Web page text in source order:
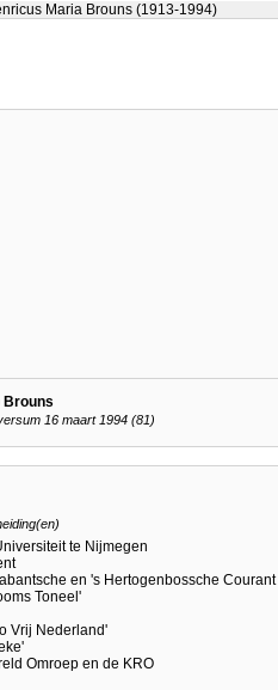
Maria Brouns (1913-1994)
Brouns
16 maart 1994 (81)
te Nijmegen
en 's Hertogenbossche Courant
Toneel'
Vrij Nederland'
Omroep en de KRO